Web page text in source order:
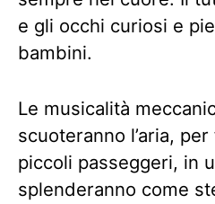
e gli occhi curiosi e
bambini.
Le musicalità
scuoteranno l’aria,
piccoli passeggeri, in
splenderanno come